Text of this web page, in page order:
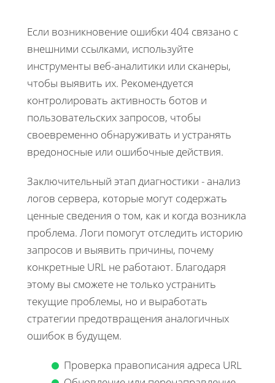
Если возникновение ошибки 404 связано с
внешними ссылками, используйте
инструменты веб-аналитики или сканеры,
чтобы выявить их. Рекомендуется
контролировать активность ботов и
пользовательских запросов, чтобы
своевременно обнаруживать и устранять
вредоносные или ошибочные действия.
Заключительный этап диагностики - анализ
логов сервера, которые могут содержать
ценные сведения о том, как и когда возникла
проблема. Логи помогут отследить историю
запросов и выявить причины, почему
конкретные URL не работают. Благодаря
этому вы сможете не только устранить
текущие проблемы, но и выработать
стратегии предотвращения аналогичных
ошибок в будущем.
Проверка правописания адреса URL